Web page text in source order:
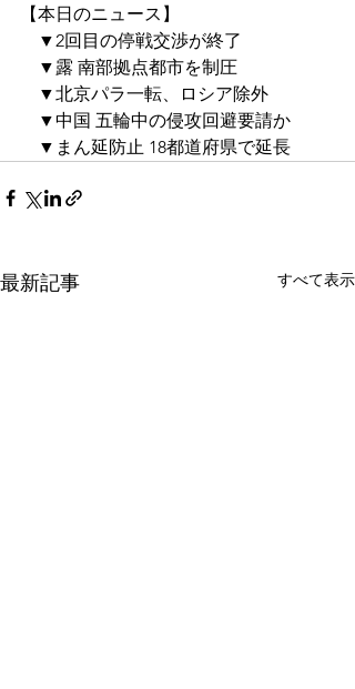
【本日のニュース】
▼2回目の停戦交渉が終了
▼露 南部拠点都市を制圧
▼北京パラ一転、ロシア除外
▼中国 五輪中の侵攻回避要請か
▼まん延防止 18都道府県で延長
最新記事 すべて表示